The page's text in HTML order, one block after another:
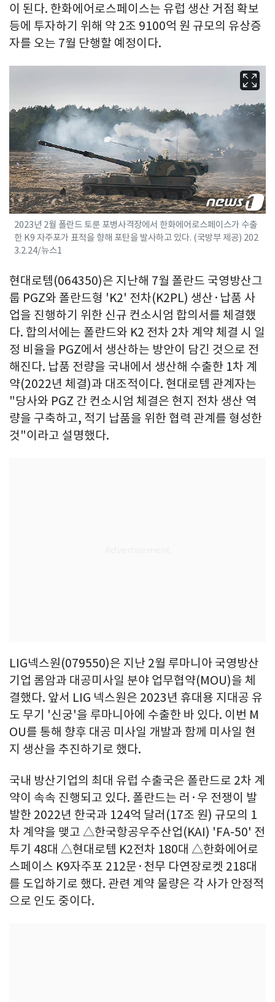
이 된다. 한화에어로스페이스는 유럽 생산 거점 확보
등에 투자하기 위해 약 2조 9100억 원 규모의 유상증
자를 오는 7월 단행할 예정이다.
2023년 2월 폴란드 토룬 포병사격장에서 한화에어로스페이스가 수출
한 K9 자주포가 표적을 향해 포탄을 발사하고 있다. (국방부 제공) 202
3.2.24/뉴스1
현대로템(064350)은 지난해 7월 폴란드 국영방산그
룹 PGZ와 폴란드형 'K2' 전차(K2PL) 생산·납품 사
업을 진행하기 위한 신규 컨소시엄 합의서를 체결했
다. 합의서에는 폴란드와 K2 전차 2차 계약 체결 시 일
정 비율을 PGZ에서 생산하는 방안이 담긴 것으로 전
해진다. 납품 전량을 국내에서 생산해 수출한 1차 계
약(2022년 체결)과 대조적이다. 현대로템 관계자는
"당사와 PGZ 간 컨소시엄 체결은 현지 전차 생산 역
량을 구축하고, 적기 납품을 위한 협력 관계를 형성한
것"이라고 설명했다.
LIG넥스원(079550)은 지난 2월 루마니아 국영방산
기업 롬암과 대공미사일 분야 업무협약(MOU)을 체
결했다. 앞서 LIG 넥스원은 2023년 휴대용 지대공 유
도 무기 '신궁'을 루마니아에 수출한 바 있다. 이번 M
OU를 통해 향후 대공 미사일 개발과 함께 미사일 현
지 생산을 추진하기로 했다.
국내 방산기업의 최대 유럽 수출국은 폴란드로 2차 계
약이 속속 진행되고 있다. 폴란드는 러·우 전쟁이 발
발한 2022년 한국과 124억 달러(17조 원) 규모의 1
차 계약을 맺고 △한국항공우주산업(KAI) 'FA-50' 전
투기 48대 △현대로템 K2전차 180대 △한화에어로
스페이스 K9자주포 212문·천무 다연장로켓 218대
를 도입하기로 했다. 관련 계약 물량은 각 사가 안정적
으로 인도 중이다.